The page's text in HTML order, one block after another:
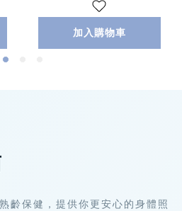
加入購物車
齡保健，提供你更安心的身體照